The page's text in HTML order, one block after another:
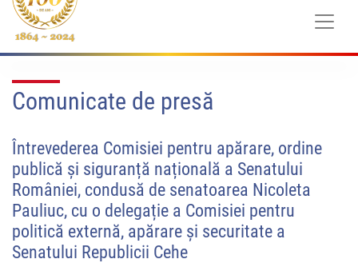
Comunicate de presă
Întrevederea Comisiei pentru apărare, ordine
publică și siguranță națională a Senatului
României, condusă de senatoarea Nicoleta
Pauliuc, cu o delegație a Comisiei pentru
politică externă, apărare și securitate a
Senatului Republicii Cehe